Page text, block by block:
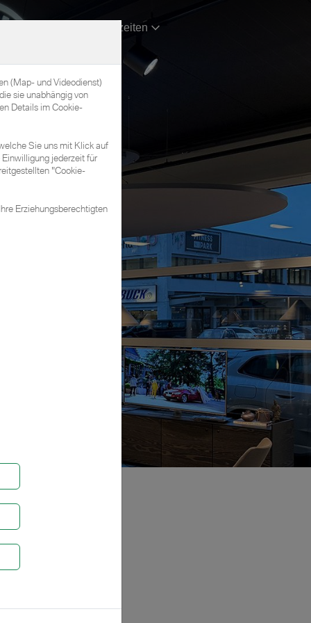
Kontakt & Öffnungszeiten
(Map- und Videodienst)
sie unabhängig von
Details im Cookie-
Sie uns mit Klick auf
Einwilligung jederzeit für
"Cookie-
Erziehungsberechtigten